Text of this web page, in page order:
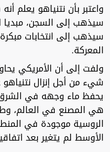
واعتبر بأن نتنياهو يعلم
سيذهب إلى السجن، مبديا
سيذهب إلى انتخابات
المعركة.
ولفت إلى أن الأمريكي
شيء من أجل إنزال
يحفظ ماء وجهه في
هي المصنع في العالم،
الروسية موجودة في
الأوسط لم يتغير بعد